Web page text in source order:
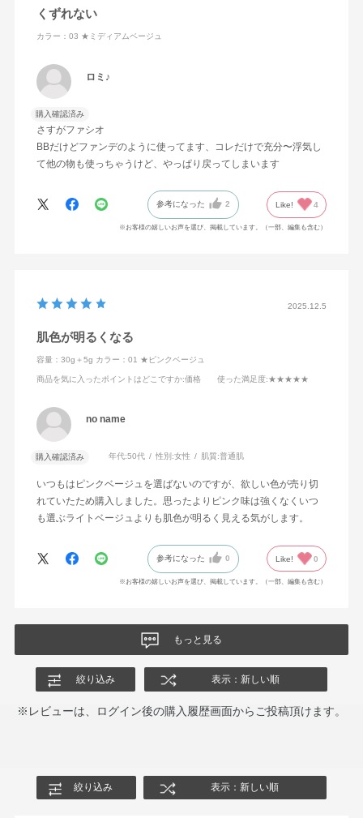
くずれない
カラー：03 ★ミディアムベージュ
ロミ♪
購入確認済み
さすがファシオ
BBだけどファンデのように使ってます、コレだけで充分〜浮気し
て他の物も使っちゃうけど、やっぱり戻ってしまいます
参考になった 2 Like! 4
※お客様の嬉しいお声を選び、掲載しています。（一部、編集も含む）
2025.12.5
肌色が明るくなる
容量：30g＋5g カラー：01 ★ピンクベージュ
商品を気に入ったポイントはどこですか:価格 使った満足度:★★★★★
no name
購入確認済み 年代:50代 性別:女性 肌質:普通肌
いつもはピンクベージュを選ばないのですが、欲しい色が売り切
れていたため購入しました。思ったよりピンク味は強くなくいつ
も選ぶライトベージュよりも肌色が明るく見える気がします。
参考になった 0 Like! 0
※お客様の嬉しいお声を選び、掲載しています。（一部、編集も含む）
もっと見る
絞り込み 表示：新しい順
※レビューは、ログイン後の購入履歴画面からご投稿頂けます。
絞り込み 表示：新しい順